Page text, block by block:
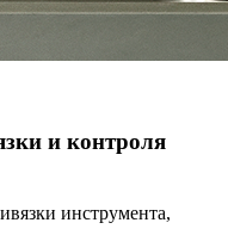
и контроля
инструмента,